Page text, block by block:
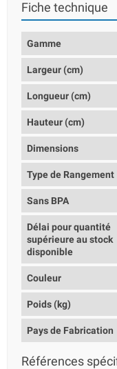
Fiche technique
Gamme
Largeur (cm)
Longueur (cm)
Hauteur (cm)
Dimensions
Type de Rangement
Sans BPA
Délai pour quantité
supérieure au stock
disponible
Couleur
Poids (kg)
Pays de Fabrication
Références